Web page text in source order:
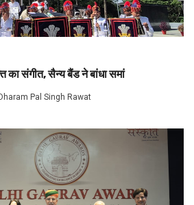
का संगीत, सैन्य बैंड ने बांधा समां
Dharam Pal Singh Rawat